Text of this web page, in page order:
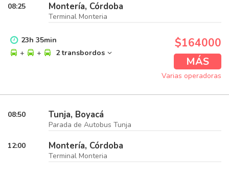
08:25 Montería, Córdoba
Terminal Monteria
23h 35min
+
+ 2 transbordos
$164000
MÁS
Varias operadoras
08:50 Tunja, Boyacá
Parada de Autobus Tunja
12:00 Montería, Córdoba
Terminal Monteria